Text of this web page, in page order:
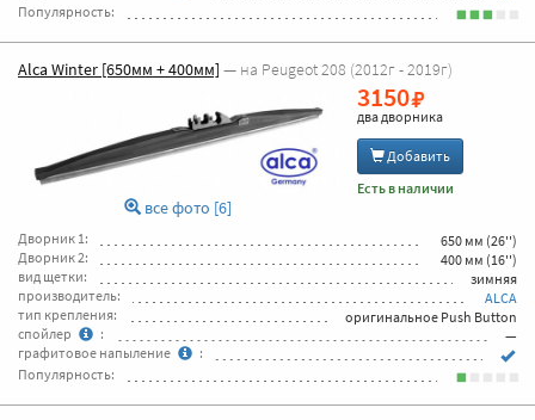
Популярность:
Alca Winter [650мм + 400мм] — на Peugeot 208 (2012г - 2019г)
все фото [6]
3150
два дворника
Добавить
Есть в наличии
Дворник 1:
650 мм (26'')
Дворник 2:
400 мм (16'')
вид щетки:
зимняя
производитель:
ALCA
тип крепления:
оригинальное Push Button
спойлер
:
—
графитовое напыление
:
Популярность: